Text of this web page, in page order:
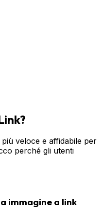
veloce e affidabile per
perché gli utenti
immagine a link